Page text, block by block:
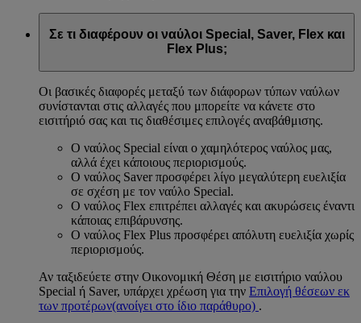
Σε τι διαφέρουν οι ναύλοι Special, Saver, Flex και
Flex Plus;
Οι βασικές διαφορές μεταξύ των διάφορων τύπων ναύλων
συνίστανται στις αλλαγές που μπορείτε να κάνετε στο
εισιτήριό σας και τις διαθέσιμες επιλογές αναβάθμισης.
Ο ναύλος Special είναι ο χαμηλότερος ναύλος μας,
αλλά έχει κάποιους περιορισμούς.
Ο ναύλος Saver προσφέρει λίγο μεγαλύτερη ευελιξία
σε σχέση με τον ναύλο Special.
Ο ναύλος Flex επιτρέπει αλλαγές και ακυρώσεις έναντι
κάποιας επιβάρυνσης.
Ο ναύλος Flex Plus προσφέρει απόλυτη ευελιξία χωρίς
περιορισμούς.
Αν ταξιδεύετε στην Οικονομική Θέση με εισιτήριο ναύλου
Special ή Saver, υπάρχει χρέωση για την Επιλογή θέσεων εκ
των προτέρων(ανοίγει στο ίδιο παράθυρο) .